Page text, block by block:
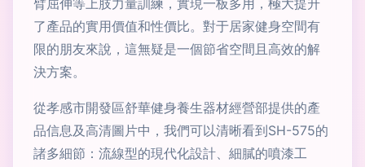
臂屈伸等上肢力量訓練，實現一板多用，極大提升
了產品的實用價值和性價比。對于居家健身空間有
限的朋友來說，這無疑是一個節省空間且高效的解
決方案。
從孝感市開發區舒華健身養生器材經營部提供的產
品信息及高清圖片中，我們可以清晰看到SH-575的
諸多細節：流線型的現代化設計、細膩的噴漆工